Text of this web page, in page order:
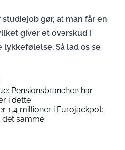
gør, at man får en
giver et overskud i
Så lad os se
Pensionsbranchen har
i dette
1,4 millioner i Eurojackpot:
det samme”